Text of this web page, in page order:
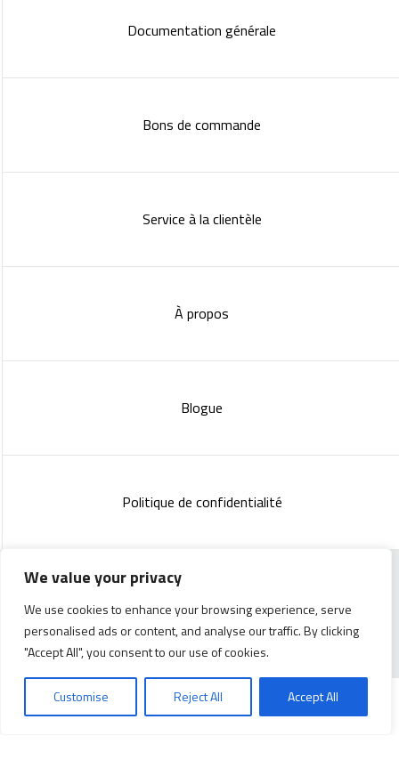
We value your privacy
We use cookies to enhance your browsing experience, serve
personalised ads or content, and analyse our traffic. By clicking
"Accept All", you consent to our use of cookies.
Customise Reject All Accept All
Documentation générale
Bons de commande
Service à la clientèle
À propos
Blogue
Politique de confidentialité
Copyright 2023 :Standish Communications& Mélissa
Lachance